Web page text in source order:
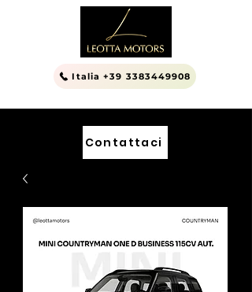
Italia +39 3383449908
Contattaci